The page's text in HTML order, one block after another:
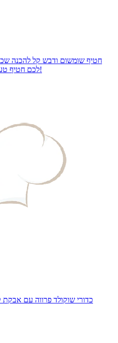
לכם חטיף טעים וגם בריא ללא תוספת סוכר לבן!
כדורי שוקולד פרווה עם אבקת